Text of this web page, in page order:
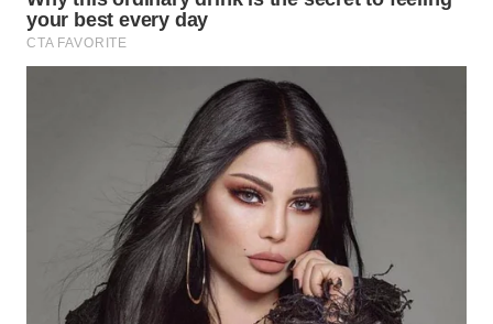
BEKASI
WN
TAPANULI
UTARA